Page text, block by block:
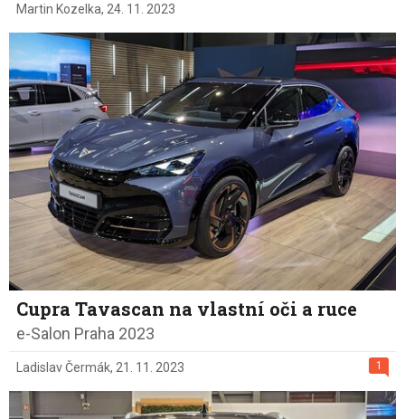
Martin Kozelka, 24. 11. 2023
Cupra Tavascan na vlastní oči a ruce
e-Salon Praha 2023
1
Ladislav Čermák, 21. 11. 2023